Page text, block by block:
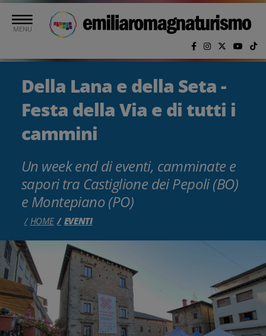
Vai al contenuto principale
MENU
Della Lana e della Seta -
Festa della Via e di tutti i
cammini
Un week end di eventi, camminate e
sapori tra Castiglione dei Pepoli (BO)
e Montepiano (PO)
HOME EVENTI